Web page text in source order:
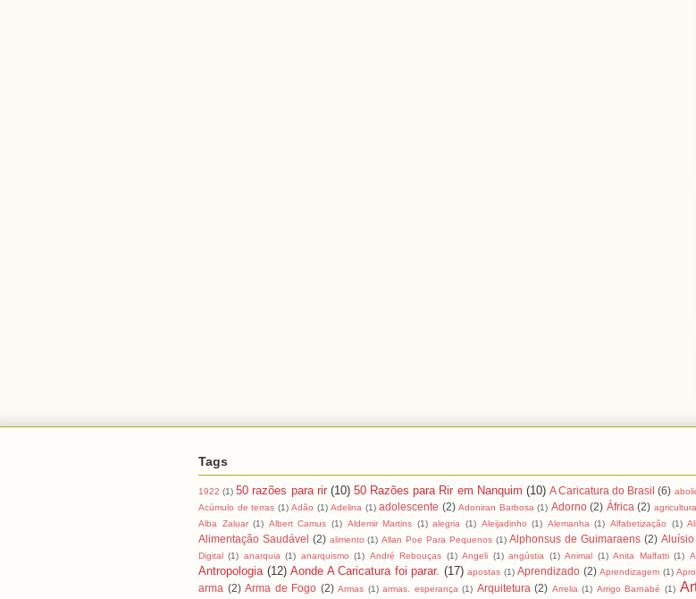
Tags
1922 (1) 50 razões para rir (10) 50 Razões para Rir em Nanquim (10) A Caricatura do Brasil (6)
Acúmulo de terras (1) Adão (1) Adelina (1) adolescente (2) Adoniran Barbosa (1) Adorno (2) África (2)
Alba Zaluar (1) Albert Camus (1) Aldemir Martins (1) alegria (1) Aleijadinho (1) Alemanha (1) Alfabetização (1)
Alimentação Saudável (2) alimento (1) Allan Poe Para Pequenos (1) Alphonsus de Guimaraens (2) Aluísio
Digital (1) anarquia (1) anarquismo (1) André Rebouças (1) Angeli (1) angústia (1) Animal (1) Anita Malfatti (1)
Antropologia (12) Aonde A Caricatura foi parar. (17) apostas (1) Aprendizado (2) Aprendizagem (1)
arma (2) Arma de Fogo (2) Armas (1) armas. esperança (1) Arquitetura (2) Arrelia (1) Arrigo Barnabé (1)